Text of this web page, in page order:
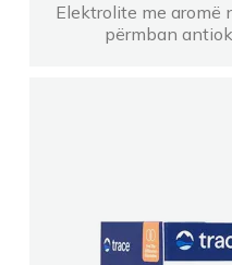
Elektrolite me aromë
përmban